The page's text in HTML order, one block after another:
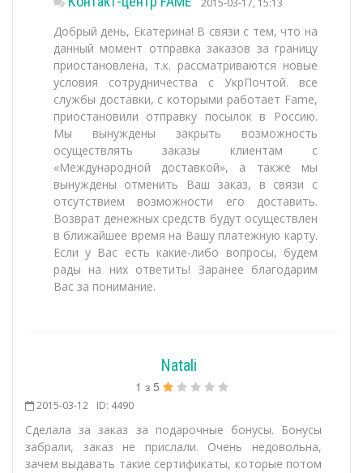
2015-03-17, 15:13
Добрый день, Екатерина! В связи с тем, что на
данный момент отправка заказов за границу
приостановлена, т.к. рассматриваются новые
условия сотрудничества с УкрПочтой. все
службы доставки, с которыми работает Fame,
приостановили отправку посылок в Россию.
Мы вынуждены закрыть возможность
осуществлять заказы клиентам с
«Международной доставкой», а также мы
вынуждены отменить Ваш заказ, в связи с
отсутствием возможности его доставить.
Возврат денежных средств будут осуществлен
в ближайшее время на Вашу платежную карту.
Если у Вас есть какие-либо вопросы, будем
рады на них ответить! Заранее благодарим
Вас за понимание.
Natali
1 з 5
2015-03-12 ID: 4490
Сделала за заказ за подарочные бонусы. Бонусы
забрали, заказ не прислали. Очень недовольна,
зачем выдавать такие сертификаты, которые потом